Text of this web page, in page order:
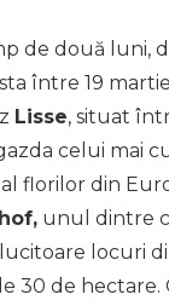
de două luni,
între 19 martie
Lisse, situat
celui mai
florilor din
unul dintre
locuri
30 de hectare.